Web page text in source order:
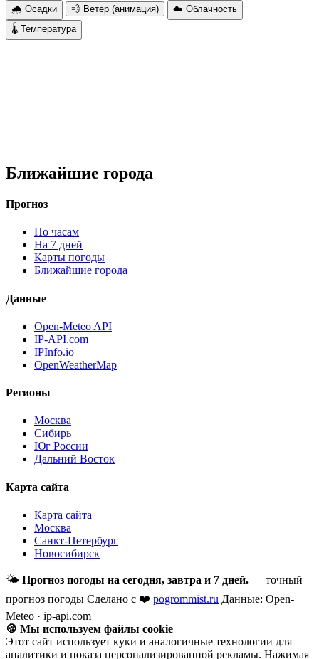
🌧 Осадки 💨 Ветер (анимация)
☁️ Облачность
🌡 Температура
Ближайшие города
Прогноз
По часам
На 7 дней
Карты погоды
Ближайшие города
Данные
Open-Meteo API
IP-API.com
IPInfo.io
OpenWeatherMap
Регионы
Москва
Сибирь
Юг России
Дальний Восток
Карта сайта
Карта сайта
Москва
Санкт-Петербург
Новосибирск
🌤 Прогноз погоды на сегодня, завтра и 7 дней. — точный
прогноз погоды Сделано с ❤️ pogrommist.ru Данные: Open-
Meteo · ip-api.com
🍪 Мы используем файлы cookie
Этот сайт использует куки и аналогичные технологии для
аналитики и показа персонализированной рекламы. Нажимая